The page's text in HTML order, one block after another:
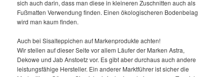
sich auch darin, dass man diese in kleineren Zuschnitten auch als
Fußmatten Verwendung finden. Einen ökologischeren Bodenbelag
wird man kaum finden.
Auch bei Sisalteppichen auf Markenprodukte achten!
Wir stellen auf dieser Seite vor allem Läufer der Marken Astra,
Dekowe und Jab Anstoetz vor. Es gibt aber durchaus auch andere
leistungsfähige Hersteller. Ein anderer Marktführer ist sicher die